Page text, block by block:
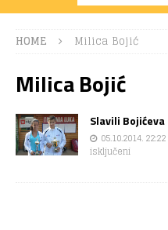
HOME Milica Bojić
Milica Bojić
Slavili
05.10.2014. 22:22
isključeni